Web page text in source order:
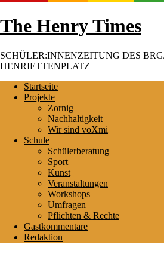
Skip
to
The Henry Times
SCHÜLER:INNENZEITUNG DES
HENRIETTENPLATZ
Startseite
Projekte
Zornig
Nachhaltigkeit
Wir sind voXmi
Schule
Schülerberatung
Sport
Kunst
Veranstaltungen
Workshops
Umfragen
Pflichten & Rechte
Gastkommentare
Redaktion